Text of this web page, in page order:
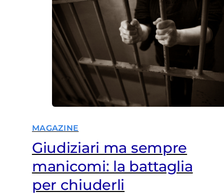
MAGAZINE
Giudiziari ma sempre
manicomi: la battaglia
per chiuderli